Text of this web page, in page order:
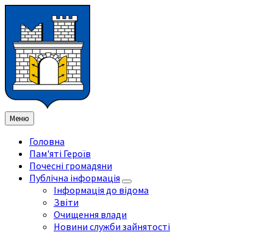
змісту
ліву
бічну
панель
праву
бічну
панель
нижнього
колонтитула
Меню
Головна
Пам'яті Героїв
Почесні громадяни
Публічна інформація
Інформація до відома
Звіти
Очищення влади
Новини служби зайнятості